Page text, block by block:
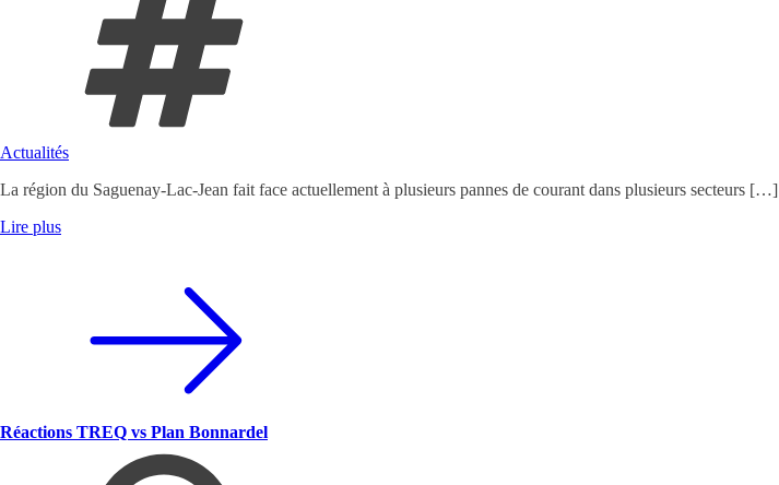
Actualités
La région du Saguenay-Lac-Jean fait face actuellement à plusieurs pannes de courant dans plusieurs secteurs […]
Lire plus
Réactions TREQ vs Plan Bonnardel